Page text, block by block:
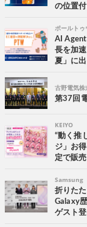
の位置
ポールト
AI
長を加
夏」に
古野電気株
第37回
KEIYO
“動く推
ジ」お
定で販
Samsung
折りた
Galaxy
ゲスト登